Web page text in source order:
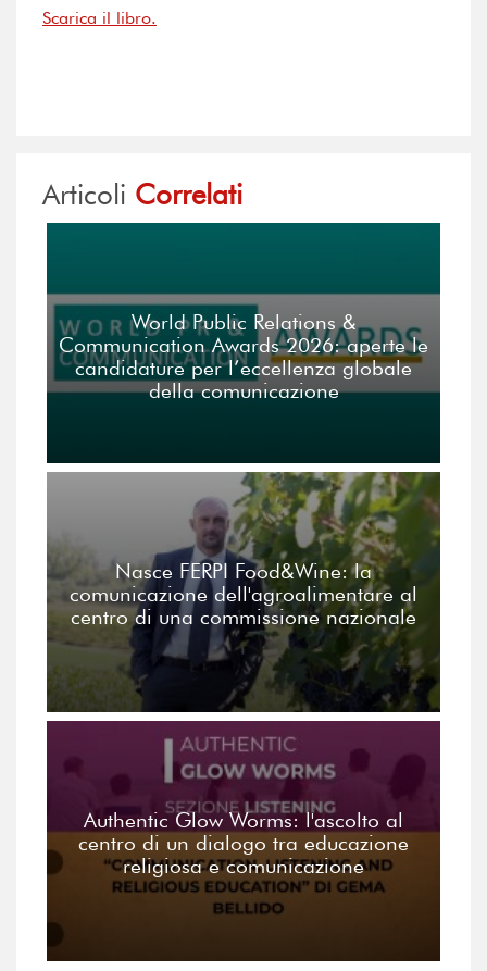
Scarica il libro.
Articoli Correlati
World Public Relations &
Communication Awards 2026: aperte le
candidature per l’eccellenza globale
della comunicazione
Nasce FERPI Food&Wine: la
comunicazione dell'agroalimentare al
centro di una commissione nazionale
Authentic Glow Worms: l'ascolto al
centro di un dialogo tra educazione
religiosa e comunicazione